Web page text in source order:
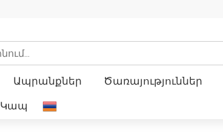
Ապրանքներ Ծառայություններ
Կապ